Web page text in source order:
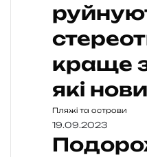
краще
які
Пляжі та острови
19.09.2023